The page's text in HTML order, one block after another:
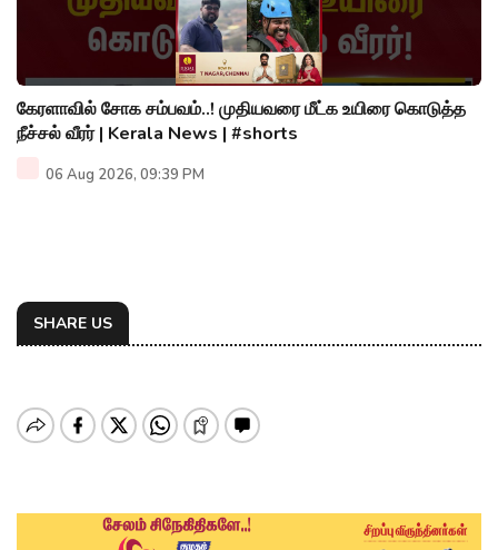
கேரளாவில் சோக சம்பவம்..! முதியவரை மீட்க உயிரை கொடுத்த
நீச்சல் வீரர் | Kerala News | #shorts
06 Aug 2026, 09:39 PM
SHARE US